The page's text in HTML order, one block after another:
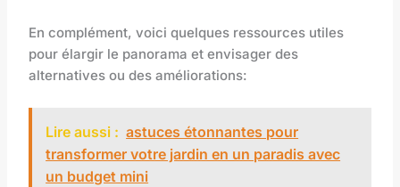
En complément, voici quelques ressources utiles
pour élargir le panorama et envisager des
alternatives ou des améliorations:
Lire aussi : astuces étonnantes pour
transformer votre jardin en un paradis avec
un budget mini